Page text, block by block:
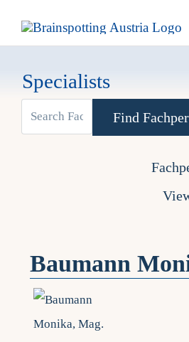
Specialists
Baumann